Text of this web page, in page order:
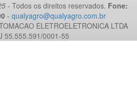
- Todos os direitos reservados. Fone:
- qualyagro@qualyagro.com.br
ELETROELETRONICA LTDA
55.555.591/0001-55